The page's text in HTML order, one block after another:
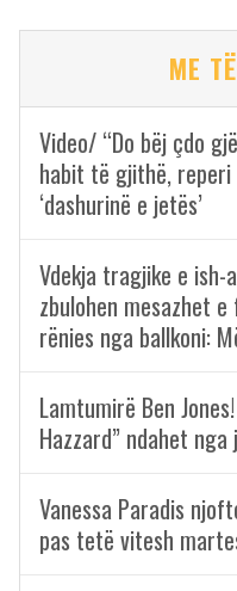
ME
Video/ “Do bëj çdo
habit të gjithë,
‘dashurinë e jetës’
Vdekja tragjike e
zbulohen mesazhet
rënies nga ballkoni:
Lamtumirë Ben
Hazzard” ndahet
Vanessa Paradis
pas tetë vitesh